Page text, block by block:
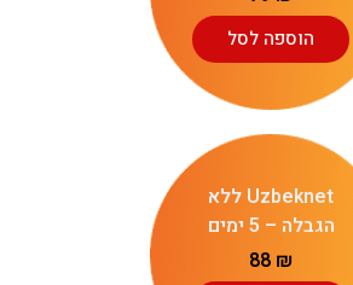
הוספה לסל
Uzbeknet ללא
הגבלה – 5 ימים
88 ₪